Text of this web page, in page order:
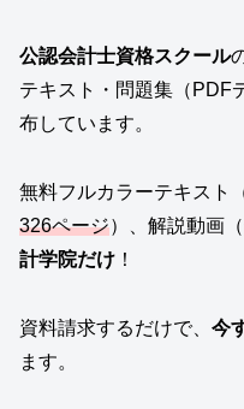
公認会計士資格スクール
テキスト・問題集（PDF
布しています。
無料フルカラーテキスト
326ページ）、解説動画（
計学院だけ ！
資料請求するだけで、 今
ます。